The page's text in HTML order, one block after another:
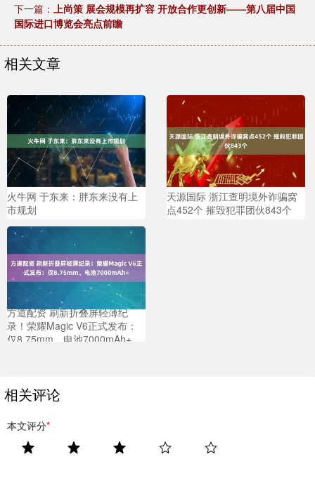
下一篇： 上尚策 展会规模再扩容 开放合作更创新——第八届中国
国际进口博览会亮点前瞻
相关文章
火牛网 于东来：胖东来没有上
市规划
天源国际 浙江查明境外诈骗窝
点452个 摧毁犯罪团伙843个
方道配资 刷新折叠屏轻薄纪
录！荣耀Magic V6正式发布：
仅8.75mm、电池7000mAh+
相关评论
本文评分*